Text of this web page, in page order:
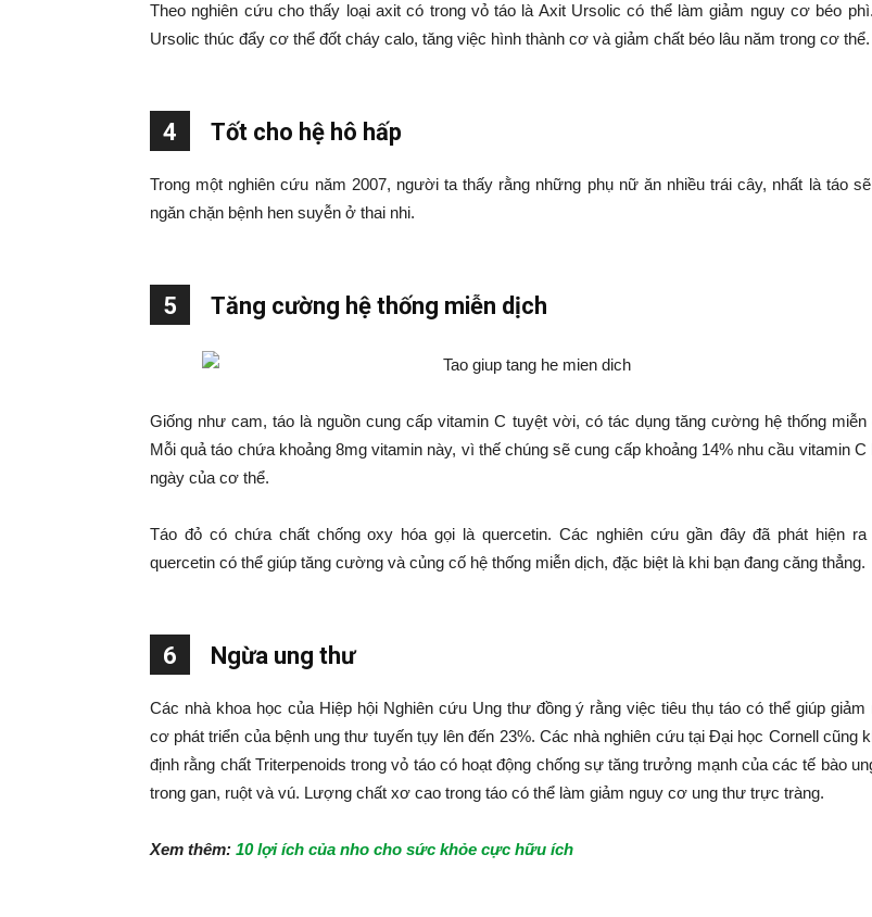
Theo nghiên cứu cho thấy loại axit có trong vỏ táo là Axit Ursolic có thể làm giảm nguy cơ béo
Ursolic thúc đẩy cơ thể đốt cháy calo, tăng việc hình thành cơ và giảm chất béo lâu năm trong cơ thể.
4 Tốt cho hệ hô hấp
Trong một nghiên cứu năm 2007, người ta thấy rằng những phụ nữ ăn nhiều trái cây, nhất là táo
ngăn chặn bệnh hen suyễn ở thai nhi.
5 Tăng cường hệ thống miễn dịch
Giống như cam, táo là nguồn cung cấp vitamin C tuyệt vời, có tác dụng tăng cường hệ thống miễn
Mỗi quả táo chứa khoảng 8mg vitamin này, vì thế chúng sẽ cung cấp khoảng 14% nhu cầu vitamin C
ngày của cơ thể.
Táo đỏ có chứa chất chống oxy hóa gọi là quercetin. Các nghiên cứu gần đây đã phát hiện ra
quercetin có thể giúp tăng cường và củng cố hệ thống miễn dịch, đặc biệt là khi bạn đang căng thẳng.
6 Ngừa ung thư
Các nhà khoa học của Hiệp hội Nghiên cứu Ung thư đồng ý rằng việc tiêu thụ táo có thể giúp giảm
cơ phát triển của bệnh ung thư tuyến tụy lên đến 23%. Các nhà nghiên cứu tại Đại học Cornell cũng
định rằng chất Triterpenoids trong vỏ táo có hoạt động chống sự tăng trưởng mạnh của các tế bào
trong gan, ruột và vú. Lượng chất xơ cao trong táo có thể làm giảm nguy cơ ung thư trực tràng.
Xem thêm: 10 lợi ích của nho cho sức khỏe cực hữu ích